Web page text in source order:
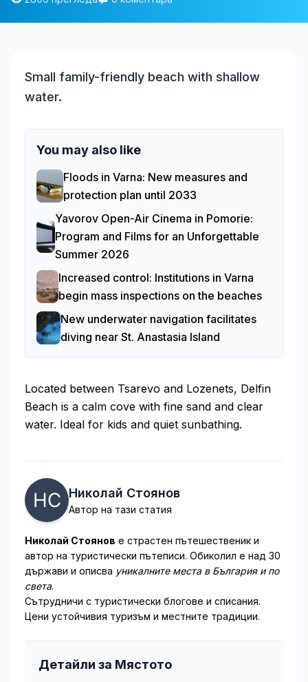
Small family-friendly beach with shallow
water.
You may also like
Floods in Varna: New measures and
protection plan until 2033
Yavorov Open-Air Cinema in Pomorie:
Program and Films for an Unforgettable
Summer 2026
Increased control: Institutions in Varna
begin mass inspections on the beaches
New underwater navigation facilitates
diving near St. Anastasia Island
Located between Tsarevo and Lozenets, Delfin
Beach is a calm cove with fine sand and clear
water. Ideal for kids and quiet sunbathing.
Николай Стоянов
Автор на тази статия
Николай Стоянов е страстен пътешественик и
автор на туристически пътеписи. Обиколил е над 30
държави и описва уникалните места в България и по
света.
Сътрудничи с туристически блогове и списания.
Цени устойчивия туризъм и местните традиции.
Детайли за Мястото